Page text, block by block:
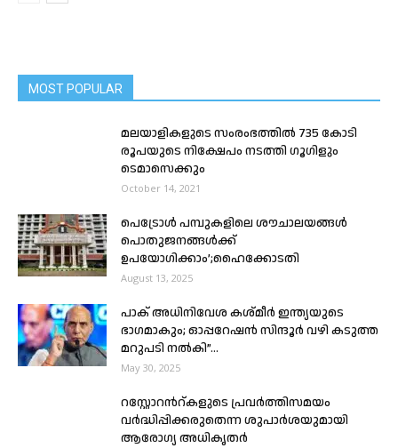
MOST POPULAR
മലയാളികളുടെ സംരംഭത്തിൽ 735 കോടി
രൂപയുടെ നിക്ഷേപം നടത്തി ഗൂഗിളും
ടെമാസെക്കും
October 14, 2021
പെട്രോള്‍ പമ്പുകളിലെ ശൗചാലയങ്ങള്‍
പൊതുജനങ്ങള്‍ക്ക്
ഉപയോഗിക്കാം’;ഹൈക്കോടതി
August 13, 2025
പാക് അധിനിവേശ കശ്മീർ ഇന്ത്യയുടെ
ഭാഗമാകും; ഓപ്പറേഷൻ സിന്ദൂർ വഴി കടുത്ത
മറുപടി നൽകി”...
May 30, 2025
റസ്റ്റോറൻറ്കളുടെ പ്രവർത്തിസമയം
വർദ്ധിപ്പിക്കരുതെന്ന ശുപാർശയുമായി
ആരോഗ്യ അധികൃതർ